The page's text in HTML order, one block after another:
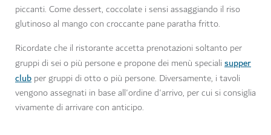
piccanti. Come dessert, coccolate i sensi assaggiando il riso
glutinoso al mango con croccante pane paratha fritto.
Ricordate che il ristorante accetta prenotazioni soltanto per
gruppi di sei o più persone e propone dei menù speciali supper
club per gruppi di otto o più persone. Diversamente, i tavoli
vengono assegnati in base all'ordine d'arrivo, per cui si consiglia
vivamente di arrivare con anticipo.